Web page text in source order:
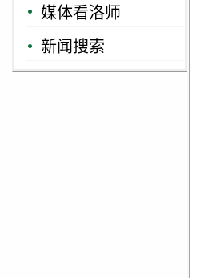
媒体看洛师
新闻搜索